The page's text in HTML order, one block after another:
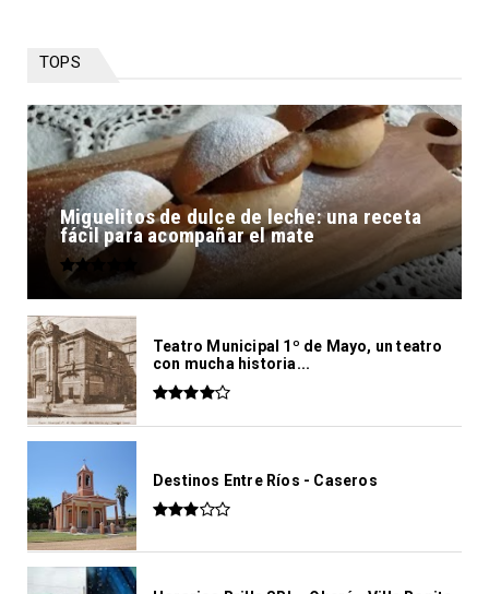
TOPS
Miguelitos de dulce de leche: una receta
fácil para acompañar el mate
Teatro Municipal 1º de Mayo, un teatro
con mucha historia...
Destinos Entre Ríos - Caseros